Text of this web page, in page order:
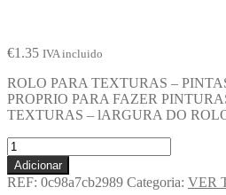
€1.35 IVA incluido
ROLO PARA TEXTURAS –
PROPRIO PARA FAZER
TEXTURAS – lARGURA DO
Adicionar
REF: 0c98a7cb2989 Categoria: VER